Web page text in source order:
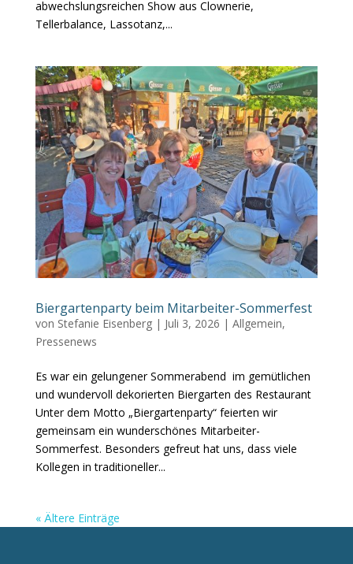
abwechslungsreichen Show aus Clownerie,
Tellerbalance, Lassotanz,...
Biergartenparty beim Mitarbeiter-Sommerfest
von Stefanie Eisenberg| Juli 3, 2026 | Allgemein,
Pressenews
Es war ein gelungener Sommerabend im gemütlichen
und wundervoll dekorierten Biergarten des Restaurant
Unter dem Motto „Biergartenparty“ feierten wir
gemeinsam ein wunderschönes Mitarbeiter-
Sommerfest. Besonders gefreut hat uns, dass viele
Kollegen in traditioneller...
« Ältere Einträge